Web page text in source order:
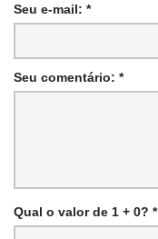
Seu e-mail: *
Seu comentário: *
Qual o valor de 1 + 0? *